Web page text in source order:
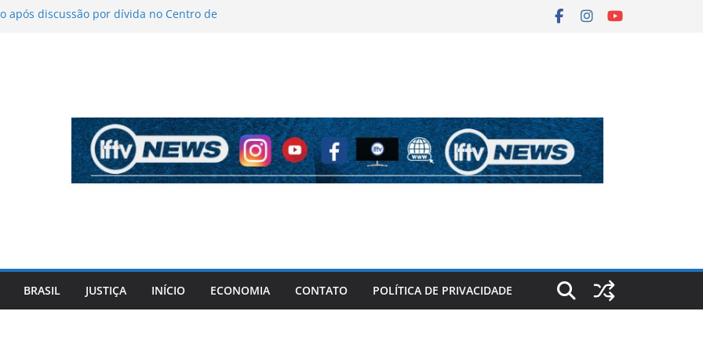
após discussão por dívida no Centro de
a tiros após criminosos invadirem
BRASIL JUSTIÇA INÍCIO ECONOMIA CONTATO POLÍTICA DE PRIVACIDADE